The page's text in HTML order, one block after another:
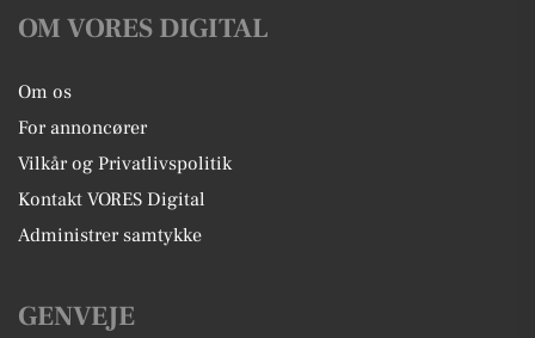
OM VORES DIGITAL
Om os
For annoncører
Vilkår og Privatlivspolitik
Kontakt VORES Digital
Administrer samtykke
GENVEJE